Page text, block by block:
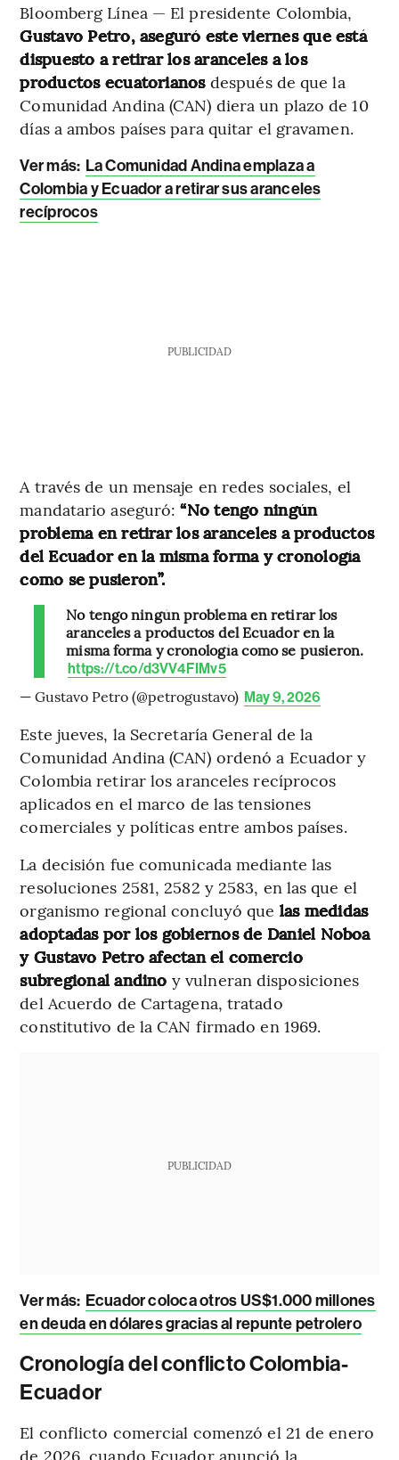
Bloomberg Línea — El presidente Colombia,
Gustavo Petro, aseguró este viernes que está
dispuesto a retirar los aranceles a los
productos ecuatorianos después de que la
Comunidad Andina (CAN) diera un plazo de 10
días a ambos países para quitar el gravamen.
Ver más: La Comunidad Andina emplaza a
Colombia y Ecuador a retirar sus aranceles
recíprocos
PUBLICIDAD
A través de un mensaje en redes sociales, el
mandatario aseguró:“No tengo ningún
problema en retirar los aranceles a productos
del Ecuador en la misma forma y cronología
como se pusieron”.
No tengo ningún problema en retirar los
aranceles a productos del Ecuador en la
misma forma y cronología como se pusieron.
https://t.co/d3VV4FIMv5
— Gustavo Petro (@petrogustavo) May 9, 2026
Este jueves, la Secretaría General de la
Comunidad Andina (CAN) ordenó a Ecuador y
Colombia retirar los aranceles recíprocos
aplicados en el marco de las tensiones
comerciales y políticas entre ambos países.
La decisión fue comunicada mediante las
resoluciones 2581, 2582 y 2583, en las que el
organismo regional concluyó que las medidas
adoptadas por los gobiernos de Daniel Noboa
y Gustavo Petro afectan el comercio
subregional andino y vulneran disposiciones
del Acuerdo de Cartagena, tratado
constitutivo de la CAN firmado en 1969.
PUBLICIDAD
Ver más: Ecuador coloca otros US$1.000 millones
en deuda en dólares gracias al repunte petrolero
Cronología del conflicto Colombia-
Ecuador
El conflicto comercial comenzó el 21 de enero
de 2026, cuando Ecuador anunció la